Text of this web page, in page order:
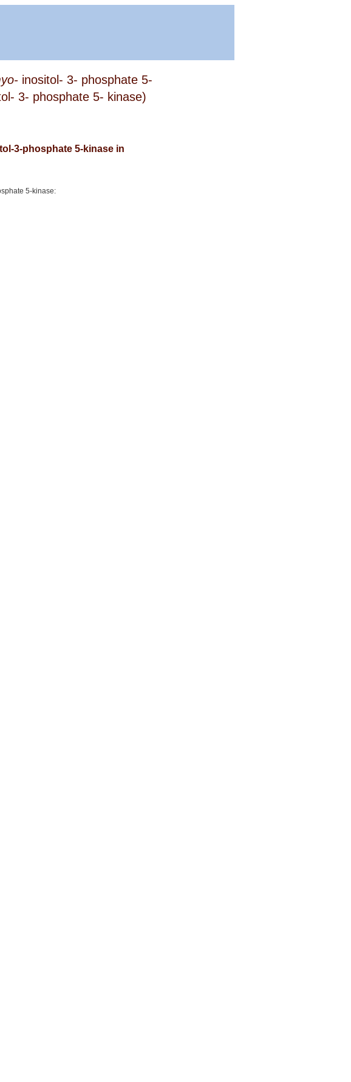
inositol- 3- phosphate 5-
3- phosphate 5- kinase)
3-phosphate 5-kinase in
5-kinase: